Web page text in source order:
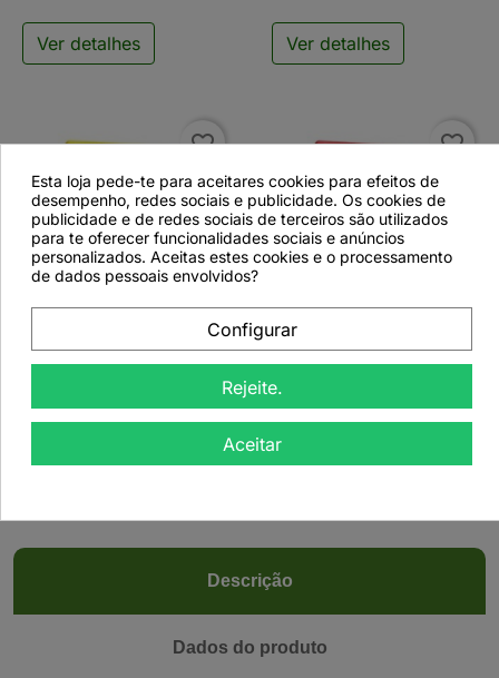
Ver detalhes Ver detalhes
favorite_border
Hipericão - 10 Saquetas
favorite_border
Pau D'arco - 10
Descrição
Dados do produto
Esta loja pede-te para aceitares cookies para efeitos de
desempenho, redes sociais e publicidade. Os cookies de
publicidade e de redes sociais de terceiros são utilizados
para te oferecer funcionalidades sociais e anúncios
personalizados. Aceitas estes cookies e o processamento
de dados pessoais envolvidos?
Configurar
Rejeite.
Aceitar